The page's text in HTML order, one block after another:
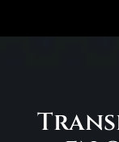
en